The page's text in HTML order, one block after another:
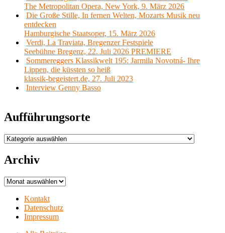
The Metropolitan Opera, New York, 9. März 2026
Die Große Stille, In fernen Welten, Mozarts Musik neu
entdecken
Hamburgische Staatsoper, 15. März 2026
Verdi, La Traviata, Bregenzer Festspiele
Seebühne Bregenz, 22. Juli 2026 PREMIERE
Sommereggers Klassikwelt 195: Jarmila Novotná- Ihre
Lippen, die küssten so heiß
klassik-begeistert.de, 27. Juli 2023
Interview Genny Basso
Aufführungsorte
Aufführungsorte
Archiv
Archiv
Kontakt
Datenschutz
Impressum